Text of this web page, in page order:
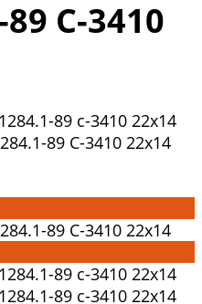
С-3410
89 С-3410 22х14
89 С-3410 22х14